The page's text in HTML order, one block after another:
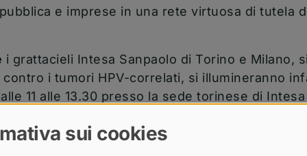
e imprese in una rete virtuosa di tutela
i grattacieli Intesa Sanpaolo di Torino e Milano,
i tumori HPV-correlati, si illumineranno
11 alle 13.30 presso la sede torinese di
di esperti in oncologia, medicina
trasmesso sulla piattaforma CareLab per
sui cookies